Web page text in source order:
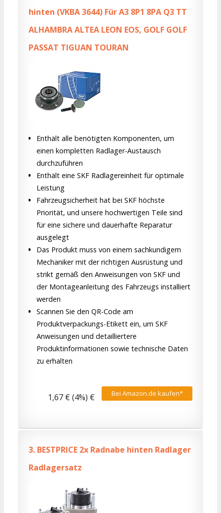
hinten (VKBA 3644) Für A3 8P1 8PA Q3 TT
ALHAMBRA ALTEA LEON EOS, GOLF GOLF
PASSAT TIGUAN TOURAN
Enthält alle benötigten Komponenten, um
einen kompletten Radlager-Austausch
durchzuführen
Enthält eine SKF Radlagereinheit für optimale
Leistung
Fahrzeugsicherheit hat bei SKF höchste
Priorität, und unsere hochwertigen Teile sind
für eine sichere und dauerhafte Reparatur
ausgelegt
Das Produkt muss von einem sachkundigem
Mechaniker mit der richtigen Ausrüstung und
strikt gemäß den Anweisungen von SKF und
der Montageanleitung des Fahrzeugs installiert
werden
Scannen Sie den QR-Code am
Produktverpackungs-Etikett ein, um SKF
Anweisungen und detailliertere
Produktinformationen sowie technische Daten
zu erhalten
Bei Amazon.de kaufen*
1,67 € (4%) €
3. BESTPRICE 2x Radnabe hinten Radlager
Radlagersatz